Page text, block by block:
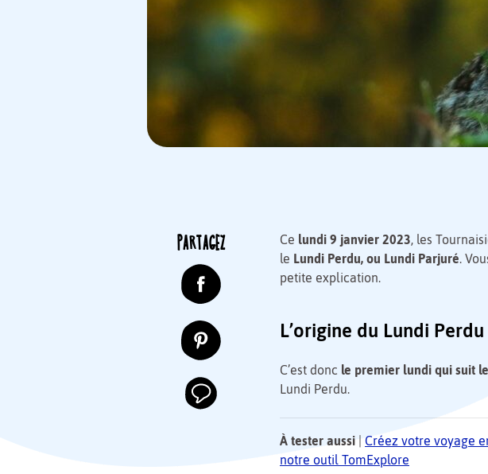
PARTAGEZ Ce lundi 9 janvier 2023, les
le Lundi Perdu, ou Lundi Parjuré.
petite explication.
L’origine du Lundi Perdu
C’est donc le premier lundi qui suit
Lundi Perdu.
À tester aussi
Créez votre voyage
notre outil TomExplore